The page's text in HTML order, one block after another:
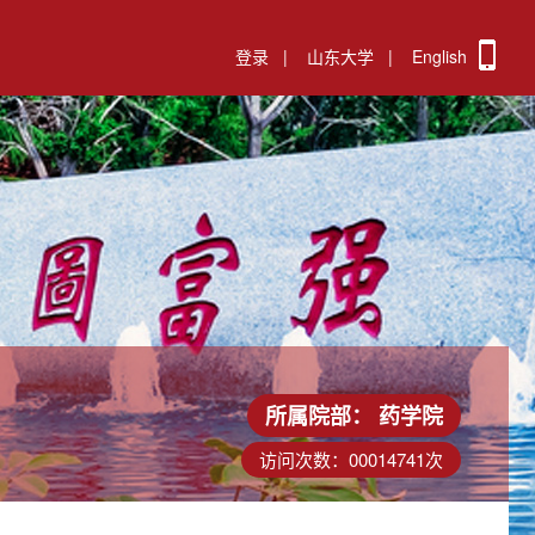
登录 | 山东大学 | English
所属院部： 药学院
访问次数： 00014741次